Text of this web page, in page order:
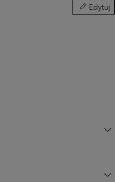
Edytuj
Pakiety i